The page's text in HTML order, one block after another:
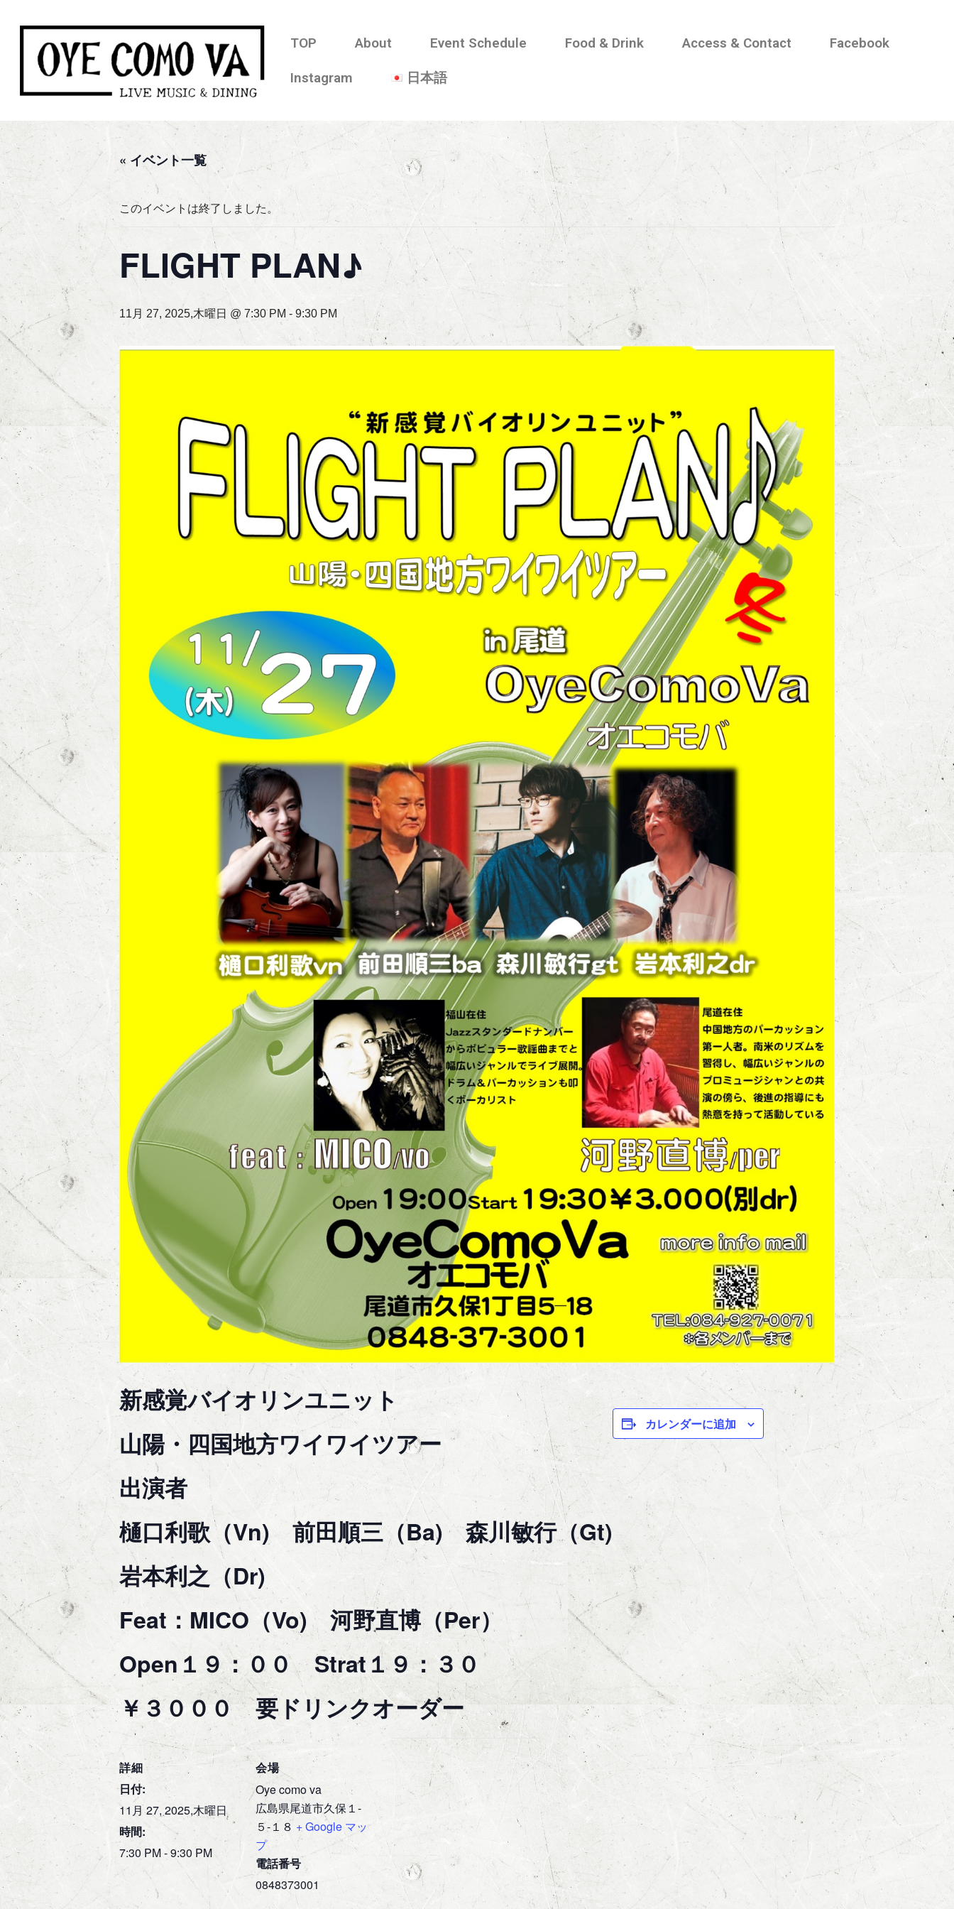
ン
キ
ッ
プ
TOP About Event Schedule Food & Drink Access & Contact Facebook
Instagram 日本語
« イベント一覧
このイベントは終了しました。
FLIGHT PLAN♪
11月 27, 2025,木曜日 @ 7:30 PM - 9:30 PM
新感覚バイオリンユニット
山陽・四国地方ワイワイツアー
出演者
樋口利歌（Vn) 前田順三（Ba) 森川敏行（Gt)
岩本利之（Dr)
Feat：MICO（Vo) 河野直博（Per）
Open１９：００ Strat１９：３０
￥３０００ 要ドリンクオーダー
カレンダーに追加
詳細
日付:
11月 27, 2025,木曜日
時間:
7:30 PM - 9:30 PM
会場
Oye como va
広島県尾道市久保１-
５-１８ + Google マッ
プ
電話番号
0848373001